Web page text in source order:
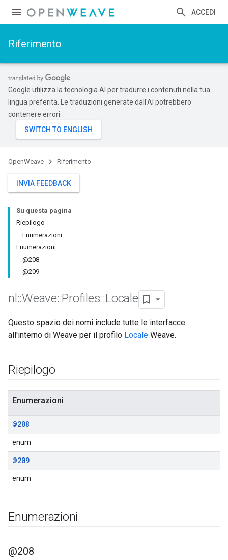
ACCEDI
Riferimento
Google utilizza la tecnologia AI per tradurre i contenuti nella tua
lingua preferita. Le traduzioni generate dall'AI potrebbero
contenere errori.
OpenWeave Riferimento
INVIA FEEDBACK
Su questa pagina
Riepilogo
Enumerazioni
Enumerazioni
@208
@209
nl ::Weave::Profiles::Locale
Questo spazio dei nomi include tutte le interfacce
all'interno di Weave per il profilo Locale Weave.
Riepilogo
Enumerazioni
@208
enum
@209
enum
Enumerazioni
@208